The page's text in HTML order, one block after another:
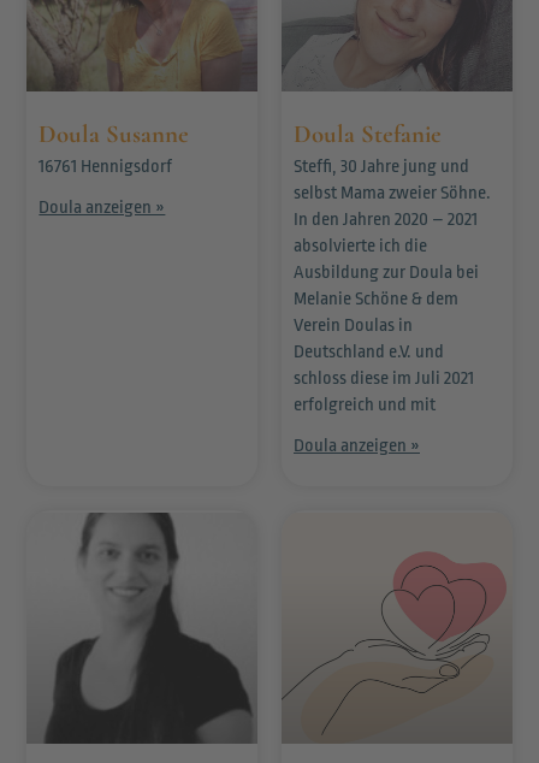
Doula Susanne
16761 Hennigsdorf
Doula anzeigen »
Doula Stefanie
Steffi, 30 Jahre jung und
selbst Mama zweier Söhne.
In den Jahren 2020 – 2021
absolvierte ich die
Ausbildung zur Doula bei
Melanie Schöne & dem
Verein Doulas in
Deutschland e.V. und
schloss diese im Juli 2021
erfolgreich und mit
Doula anzeigen »